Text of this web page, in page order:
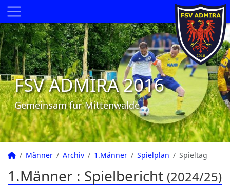
FSV ADMIRA 2016
Gemeinsam für Mittenwalde
Männer Archiv 1.Männer Spielplan Spieltag
1.Männer : Spielbericht (2024/25)